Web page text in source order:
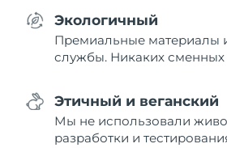
Экологичный
Премиальные материалы
службы. Никаких сменных
Этичный и веганский
Мы не использовали
разработки и